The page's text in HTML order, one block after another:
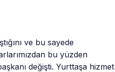
ve bu sayede
bu yüzden
değişti. Yurttaşa hizmet